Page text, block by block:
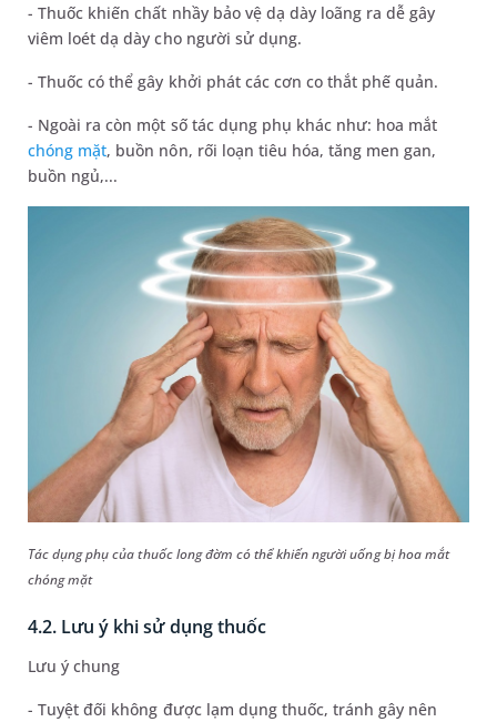
- Thuốc khiến chất nhầy bảo vệ dạ dày loãng ra dễ gây
viêm loét dạ dày cho người sử dụng.
- Thuốc có thể gây khởi phát các cơn co thắt phế quản.
- Ngoài ra còn một số tác dụng phụ khác như: hoa mắt
chóng mặt, buồn nôn, rối loạn tiêu hóa, tăng men gan,
buồn ngủ,...
Tác dụng phụ của thuốc long đờm có thể khiến người uống bị hoa mắt
chóng mặt
4.2. Lưu ý khi sử dụng thuốc
Lưu ý chung
- Tuyệt đối không được lạm dụng thuốc, tránh gây nên